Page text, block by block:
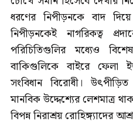
ধরণের নিপীড়নকে বাদ
নিপীড়নকেই নাগরিকত্ব
পরিচিতিগুলির মধ্যেও
বাকিগুলিকে বাইরে ফেলা
সংবিধান বিরোধী।
মানবিক উদ্দেশ্যের লেশমাত্র
বিপন্ন নিরাশ্রয় রোহিঙ্গ্যাদের